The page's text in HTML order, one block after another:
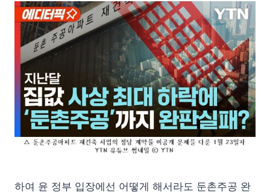
하여 윤 정부 입장에선 어떻게 해서라도 둔촌주공 완